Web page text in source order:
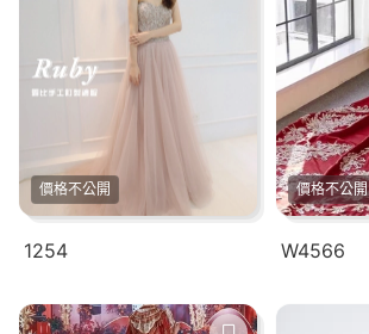
價格不公開
1254
價格不公開
W4566